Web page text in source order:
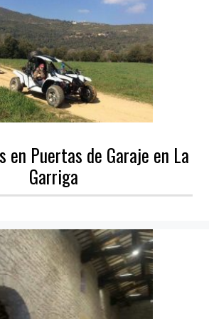
en Puertas de Garaje en La
Garriga